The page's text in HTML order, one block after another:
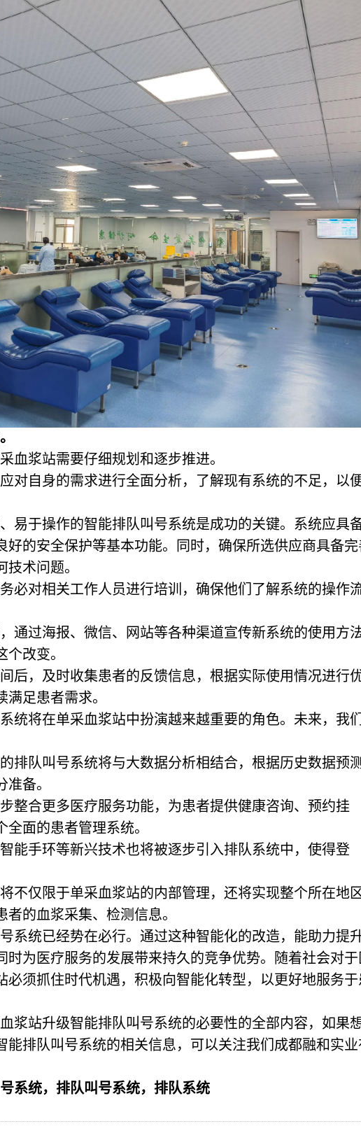
血浆站需要仔细规划和逐步推进。
对自身的需求进行全面分析，了解现有系统的不足，以
易于操作的智能排队叫号系统是成功的关键。系统应具
好的安全保护等基本功能。同时，确保所选供应商具备完
术问题。
必对相关工作人员进行培训，确保他们了解系统的操作
通过海报、微信、网站等各种渠道宣传新系统的使用方
改变。
后，及时收集患者的反馈信息，根据实际使用情况进行
足患者需求。
统将在单采血浆站中扮演越来越重要的角色。未来，我
排队叫号系统将与大数据分析相结合，根据历史数据预
备。
整合更多医疗服务功能，为患者提供健康咨询、预约挂
面的患者管理系统。
能手环等新兴技术也将被逐步引入排队系统中，使得登
不仅限于单采血浆站的内部管理，还将实现整个所在地
的血浆采集、检测信息。
系统已经势在必行。通过这种智能化的改造，能助力提
时为医疗服务的发展带来持久的竞争优势。随着社会对于
必须抓住时代机遇，积极向智能化转型，以更好地服务于
浆站升级智能排队叫号系统的必要性的全部内容，如果
能排队叫号系统的相关信息，可以关注我们成都融和实业
系统，排队叫号系统，排队系统